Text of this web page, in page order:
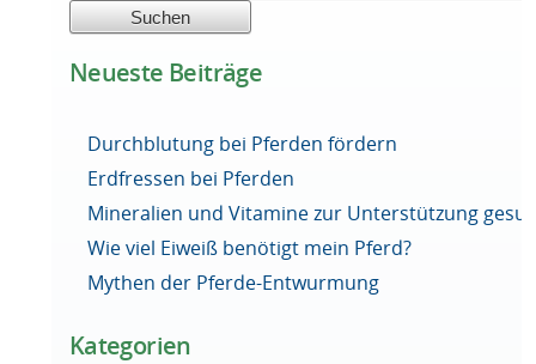
Neueste Beiträge
Durchblutung bei Pferden fördern
Erdfressen bei Pferden
Mineralien und Vitamine zur Unterstützung
Wie viel Eiweiß benötigt mein Pferd?
Mythen der Pferde-Entwurmung
Kategorien